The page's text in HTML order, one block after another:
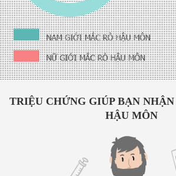
TRIỆU CHỨNG GIÚP BẠN
HẬU MÔN